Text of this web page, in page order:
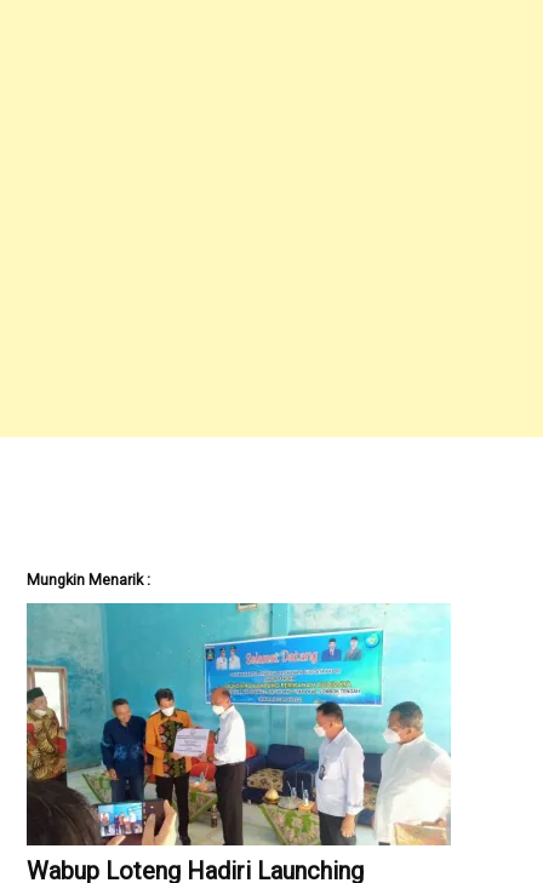
Mungkin Menarik :
Wabup Loteng Hadiri Launching